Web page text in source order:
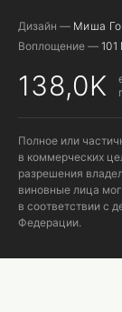
Дизайн — Миша
Воплощение —
138,0K
Полное или
в коммерческих
разрешения
виновные лица
в соответствии с
Федерации.